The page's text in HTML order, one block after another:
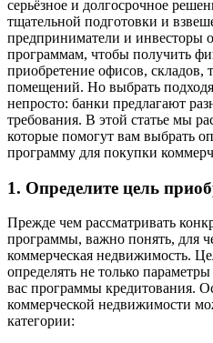
серьёзное и долгосрочное
тщательной подготовки и
предприниматели и инвесторы
программам, чтобы получить
приобретение офисов, складов,
помещений. Но выбрать
непросто: банки предлагают
требования. В этой статье мы
которые помогут вам выбрать
программу для покупки
1. Определите цель
Прежде чем рассматривать
программы, важно понять, для
коммерческая недвижимость.
определять не только
вас программы кредитования.
коммерческой недвижимости
категории: